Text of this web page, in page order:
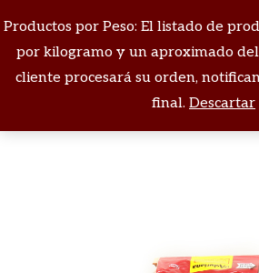
Productos por Peso: El listado de
por kilogramo y un aproximado
cliente procesará su orden,
final. Descartar
Estás aquí: